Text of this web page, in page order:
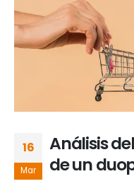
16
Mar
Análisis
de un